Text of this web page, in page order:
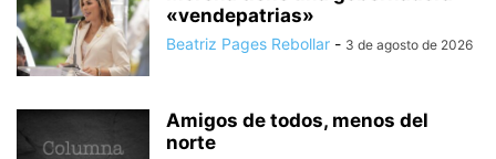
«vendepatrias»
Beatriz Pages Rebollar - 3 de agosto de 2026
Amigos de todos, menos del
norte